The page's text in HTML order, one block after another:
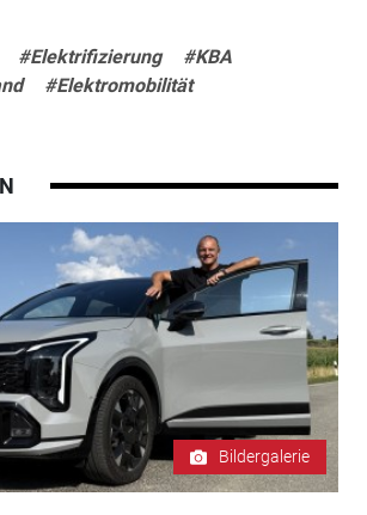
#Elektrifizierung
#KBA
#Elektromobilität
Bildergalerie